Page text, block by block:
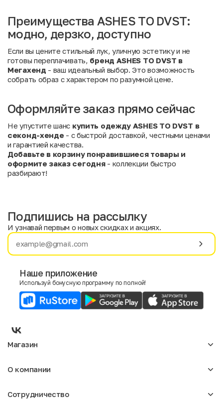
Преимущества ASHES TO DVST:
модно, дерзко, доступно
Если вы цените стильный лук, уличную эстетику и не
готовы переплачивать, бренд ASHES TO DVST в
Мегахенд - ваш идеальный выбор. Это возможность
собрать образ с характером по разумной цене.
Оформляйте заказ прямо сейчас
Не упустите шанс купить одежду ASHES TO DVST в
секонд-хенде - с быстрой доставкой, честными ценами
и гарантией качества.
Добавьте в корзину понравившиеся товары и
оформите заказ сегодня - коллекции быстро
разбирают!
Имя
E-mail
Мужской
Подпишись на рассылку
И узнавай первым о новых скидках и акциях.
Наше приложение
Используй бонусную программу по полной!
Магазин
Мужское
О компании
Отзывы
Сотрудничество